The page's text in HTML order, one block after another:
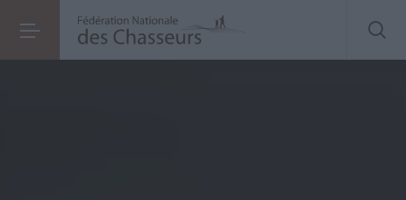
Tout savoir sur les chiens de chasse